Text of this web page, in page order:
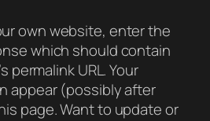
own website, enter the
which should contain
permalink URL. Your
appear (possibly after
page. Want to update or